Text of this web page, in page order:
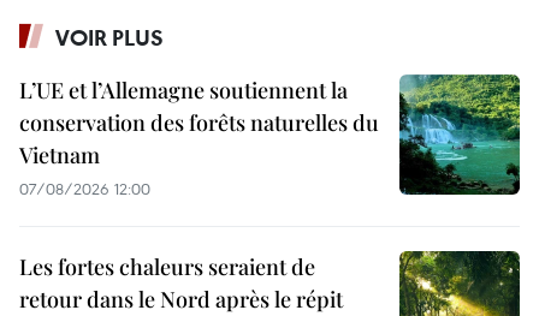
VOIR PLUS
L’UE et l’Allemagne soutiennent la
conservation des forêts naturelles du
Vietnam
07/08/2026 12:00
Les fortes chaleurs seraient de
retour dans le Nord après le répit